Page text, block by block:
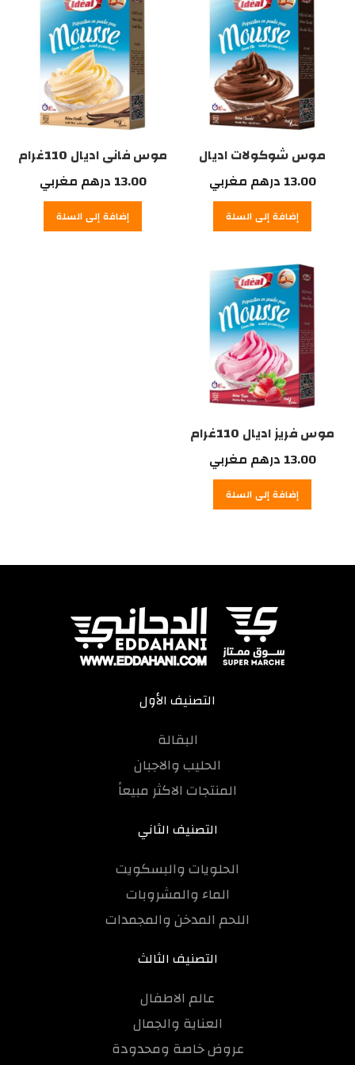
موس شوكولات اديال
110غرام13.00 درهم مغربي
إضافة إلى السلة
موس فاني اديال 110غرام
13.00 درهم مغربي
إضافة إلى السلة
موس فريز اديال 110غرام
13.00 درهم مغربي
إضافة إلى السلة
التصنيف الأول
البقالة
الحليب والاجبان
المنتجات الاكثر مبيعاً
التصنيف الثاني
الحلويات والبسكويت
الماء والمشروبات
اللحم المدخن والمجمدات
التصنيف الثالث
عالم الاطفال
العناية والجمال
عروض خاصة ومحدودة